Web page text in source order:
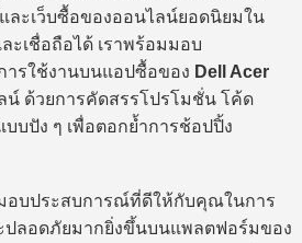
ละเว็บซื้อของออนไลน์ยอดนิยมใน
ะเชื่อถือได้ เราพร้อมมอบ
รใช้งานบนแอปซื้อของ Dell Acer
น์ ด้วยการคัดสรรโปรโมชั่น โค้ด
บปัง ๆ เพื่อตอกย้ำการช้อปปิ้ง
อบประสบการณ์ที่ดีให้กับคุณในการ
ลอดภัยมากยิ่งขึ้นบนแพลตฟอร์มของ